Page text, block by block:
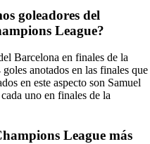
goleadores del
League?
Barcelona en finales de la
anotados en las finales que
en este aspecto son Samuel
uno en finales de la
League más